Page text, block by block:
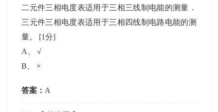
二元件三相电度表适用于三相三线制电能的测量．
三元件三相电度表适用于三相四线制电路电能的测
量。 [1分]
A
、√
B
×
答案： A